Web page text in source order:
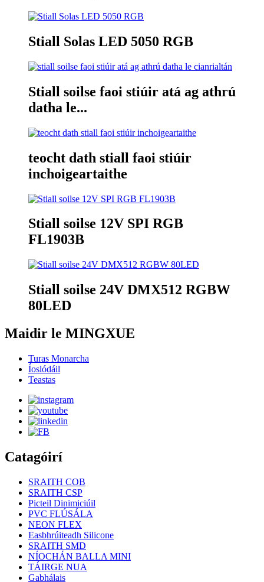
Stiall Solas LED 5050 RGB
Stiall soilse faoi stiúir atá ag athrú
datha le...
teocht dath stiall faoi stiúir
inchoigeartaithe
Stiall soilse 12V SPI RGB
FL1903B
Stiall soilse 24V DMX512 RGBW
80LED
Maidir le MINGXUE
Turas Monarcha
Íoslódáil
Teastas
Catagóirí
SRAITH COB
SRAITH CSP
Picteil Dinimiciúil
PVC FLÚSÁLA
NEON FLEX
Easbhrúiteadh Silicone
SRAITH SMD
NÍOCHÁN BALLA MINI
TÁIRGE NUA
Gabhálais